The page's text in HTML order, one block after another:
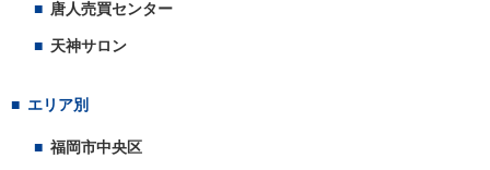
唐人売買センター
天神サロン
エリア別
福岡市中央区